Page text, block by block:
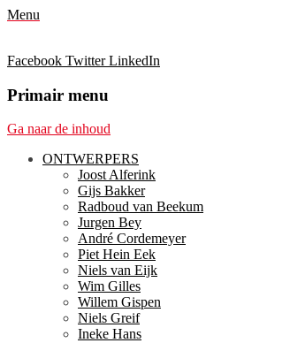
Menu
Facebook Twitter LinkedIn
Primair menu
Ga naar de inhoud
ONTWERPERS
Joost Alferink
Gijs Bakker
Radboud van Beekum
Jurgen Bey
André Cordemeyer
Piet Hein Eek
Niels van Eijk
Wim Gilles
Willem Gispen
Niels Greif
Ineke Hans